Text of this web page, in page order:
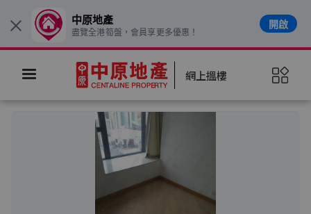
網上搵樓
× 中原地產
盡覽全港筍盤，會員享更多優惠！
開啟